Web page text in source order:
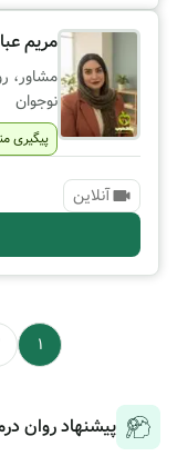
مریم
مشاور،
نوجوان
پیگیری
آنلاین
1
پیشنهاد روان